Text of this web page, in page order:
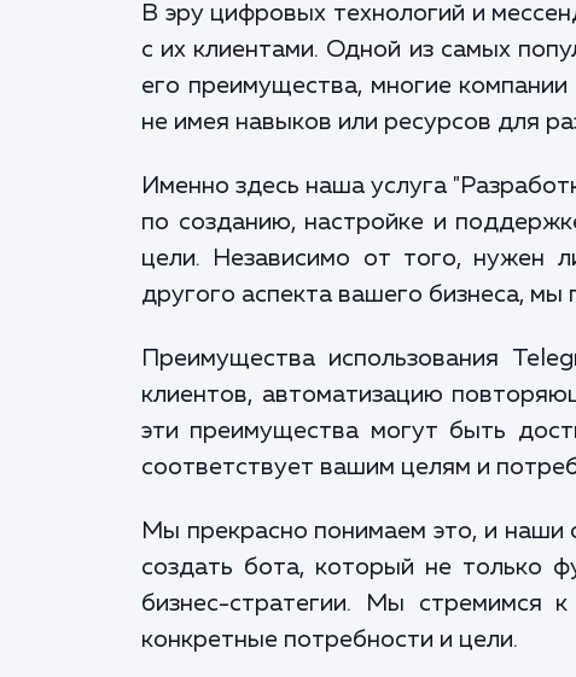
В эру цифровых технологий и
с их клиентами. Одной из самых
его преимущества, многие
не имея навыков или ресурсов для
Именно здесь наша услуга
по созданию, настройке и
цели. Независимо от того, нужен
другого аспекта вашего бизнеса,
Преимущества использования
клиентов, автоматизацию
эти преимущества могут быть
соответствует вашим целям и
Мы прекрасно понимаем это, и наши
создать бота, который не только
бизнес-стратегии. Мы стремимся
конкретные потребности и цели.